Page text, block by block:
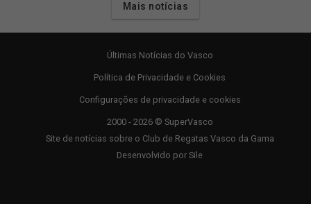
Mais notícias
Últimas Notícias do Vasco
Política de Privacidade e Cookies
Configurações de privacidade e cookies
2000 - 2026 © SuperVasco
Site de notícias sobre o Club de Regatas Vasco da Gama
Desenvolvido por Sile